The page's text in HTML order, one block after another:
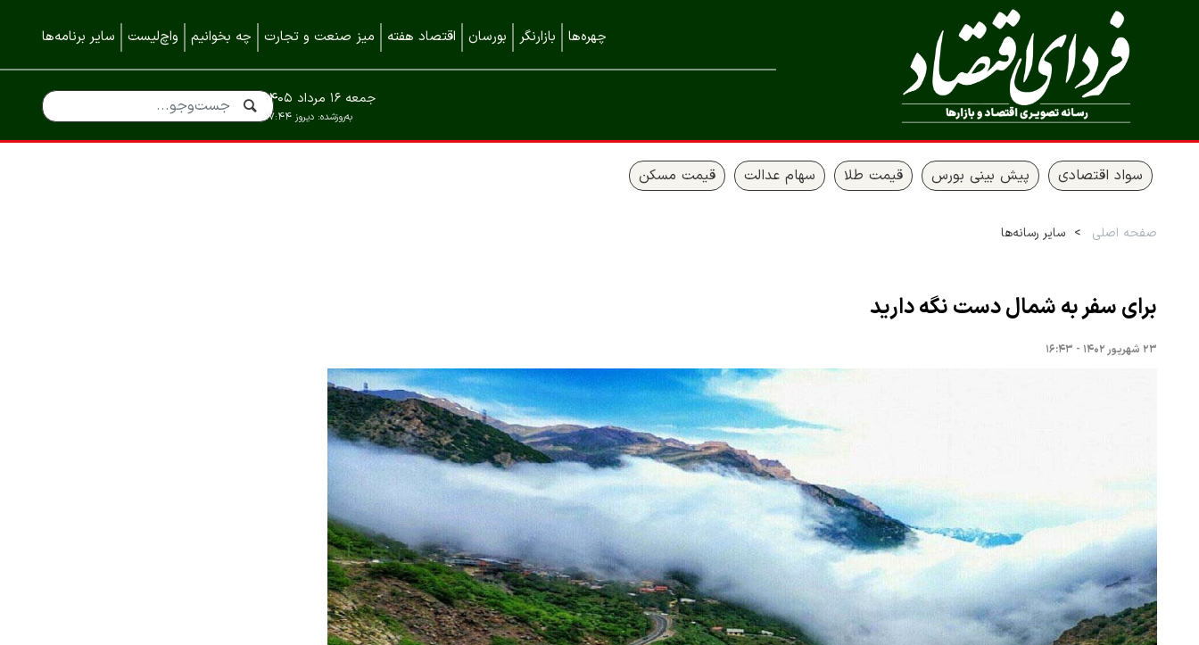
چهره‌ها بازارنگر بورسان اقتصاد هفته میز صنعت و تجارت چه بخوانیم واچ‌لیست سایر برنامه‌ها
به‌روزشده: دیروز ۱۷:۴۴
جمعه ۱۶ مرداد ۱۴۰۵
سواد اقتصادی پیش بینی بورس قیمت طلا سهام عدالت قیمت مسکن
صفحه اصلی سایر رسانه‌ها
برای سفر به شمال دست نگه دارید
۲۳ شهریور ۱۴۰۲ - ۱۶:۴۳